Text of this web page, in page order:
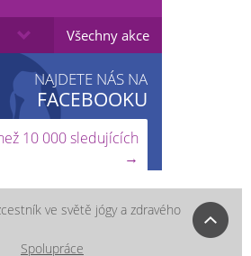
Všechny akce
NAJDETE NÁS NA
FACEBOOKU
10 000 sledujících
→
ve světě jógy a zdravého
Spolupráce